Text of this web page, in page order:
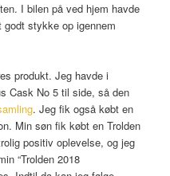
I bilen på ved hjem havde
stykke op igennem
produkt. Jeg havde i
Cask No 5 til side, så den
. Jeg fik også købt en
Min søn fik købt en Trolden
positiv oplevelse, og jeg
“Trolden 2018